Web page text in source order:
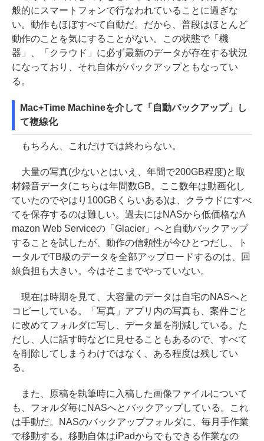
般的にスマートフォンで行なわれていることに過ぎな
い。動作もほぼすべて自動だ。だから、普段はほとんど
動作のことを気にすることがない。この状態で「機
器」、「クラウド」に必ず最新のデータが存在する状況
になっており、それ自体がバックアップともなってい
る。
Mac+Time Machineを介して「自動バックアップ」し
て複線化
もちろん、これだけでは終わらない。
大量の写真(少ないとはいえ、年間で200GB程度)と取
材録音データ(こちらは年間数GB。ここ数年は動画化し
ていたのでやはり100GBくらいある)は、クラウドにすべ
てを保存するのは難しい。過去にはNASから低価格なA
mazon Web Serviceの「Glacier」へと自動バックアップ
することを試したが、動作の信頼性が今ひとつだし、ト
ータルでTB級のデータを全部アップロードするのは、回
線負担も大きい。今はそこまでやっていない。
現在は時期を見て、大容量のデータは自宅のNASへと
コピーしている。「写真」アプリ内の写真も、案件ごと
に改めてフォルダに写し、データ量を削減している。た
だし、人に話す時などに見せることもあるので、すべて
を削除してしまうわけではなく、ある程度は残してい
る。
また、原稿を執筆時に入稿した画像ファイルについて
も、フォルダ毎にNASへとバックアップしている。これ
は手動だ。NASのバックアップフォルダに、毎月手作業
で移動する。移動自体はiPadからでもできる作業なの